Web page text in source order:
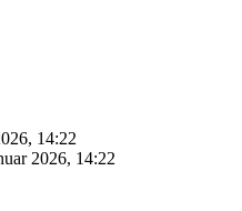
14:22
2026, 14:22